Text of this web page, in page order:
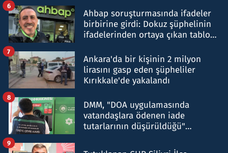
Ahbap soruşturmasında ifadeler
birbirine girdi: Dokuz şüphelinin
ifadelerinden ortaya çıkan tablo
6
Ankara'da bir kişinin 2 milyon
lirasını gasp eden şüpheliler
Kırıkkale'de yakalandı
7
DMM, "DOA uygulamasında
vatandaşlara ödenen iade
tutarlarının düşürüldüğü"
8
9